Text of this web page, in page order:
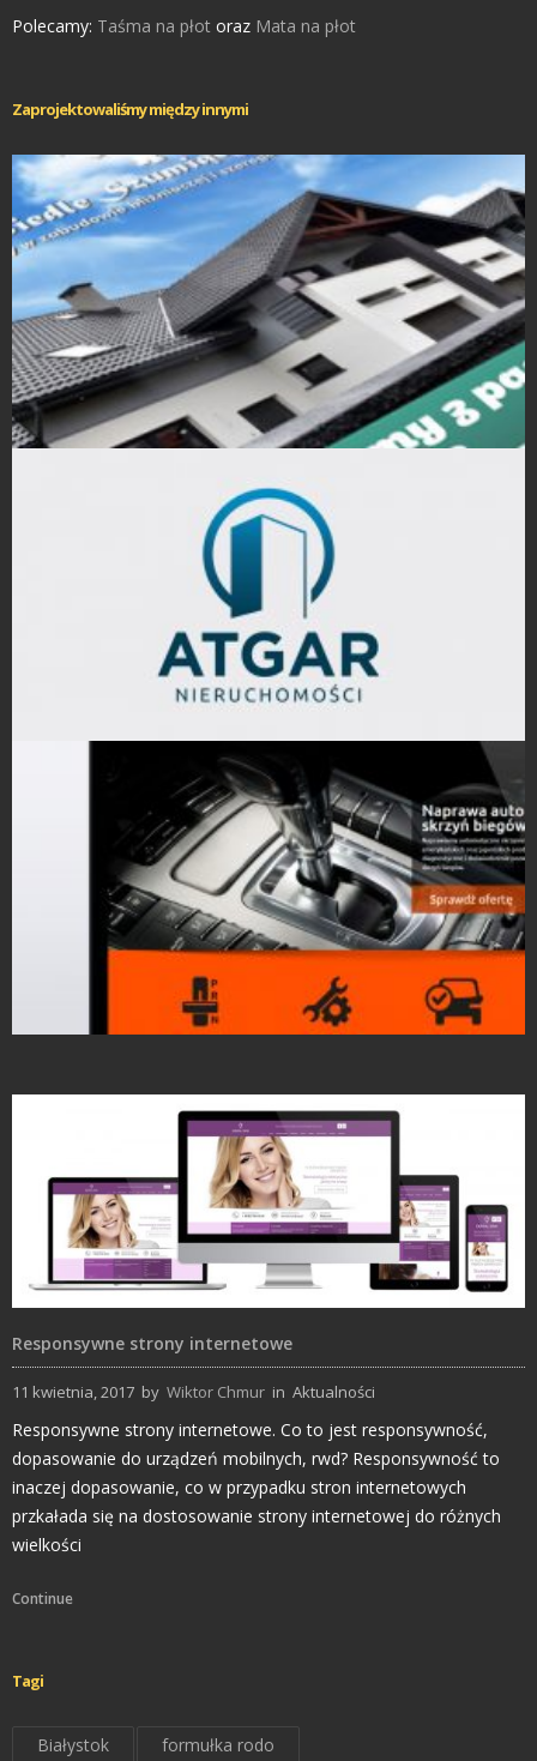
Polecamy: Taśma na płot oraz Mata na płot
Zaprojektowaliśmy między innymi
Projekty Folderów
Projekty logo
Responsywne strony internetowe
11 kwietnia, 2017 by Wiktor Chmur in Aktualności
Responsywne strony internetowe. Co to jest responsywność,
dopasowanie do urządzeń mobilnych, rwd? Responsywność to
inaczej dopasowanie, co w przypadku stron internetowych
przkałada się na dostosowanie strony internetowej do różnych
wielkości
Continue
Tagi
Białystok formułka rodo